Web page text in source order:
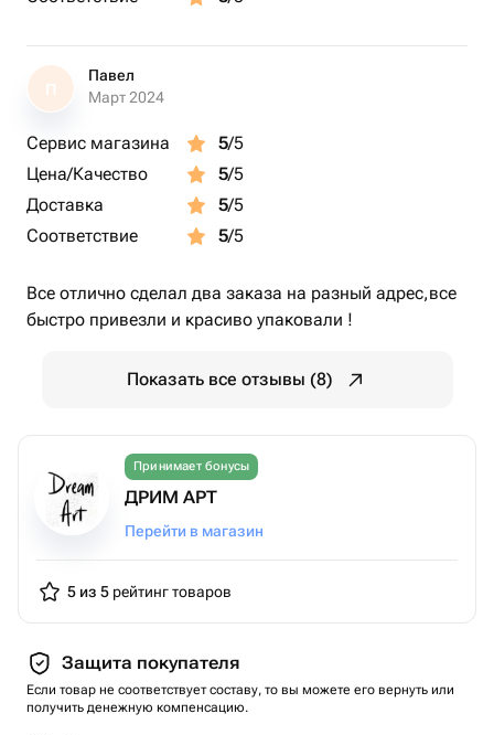
П
Павел
Март 2024
Сервис магазина 5/5
Цена/Качество
5/5
Доставка
5/5
Соответствие
5/5
Все отлично сделал два заказа на разный адрес,все
быстро привезли и красиво упаковали !
Показать все отзывы (8)
Принимает бонусы
ДРИМ АРТ
Перейти в магазин
5 из 5 рейтинг товаров
Защита покупателя
Если товар не соответствует составу, то вы можете его вернуть или
получить денежную компенсацию.